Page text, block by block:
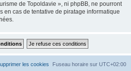
de Topoldavie », ni phpBB, ne pourront
en cas de tentative de piratage informatique
Fuseau horaire sur UTC+02:00
les cookies